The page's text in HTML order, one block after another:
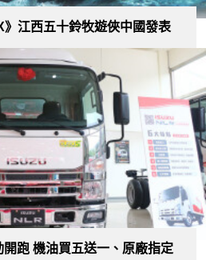
江西五十鈴牧遊俠中國發表
開跑 機油買五送一、原廠指定